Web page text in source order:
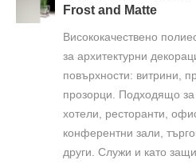
Frost and Matte
Висококачествено
за архитектурни
повърхности: витрини,
прозорци. Подходящо за
хотели, ресторанти,
конферентни зали,
други. Служи и като